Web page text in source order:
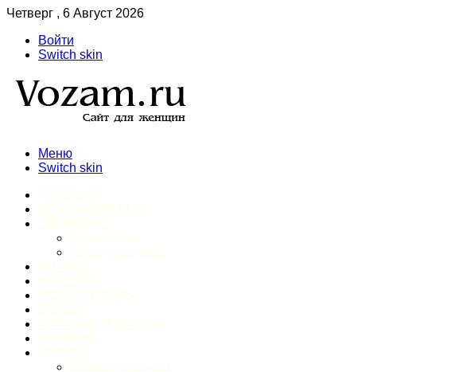
Четверг , 6 Август 2026
Войти
Switch skin
Меню
Switch skin